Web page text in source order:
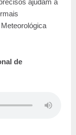
ajudam a
de